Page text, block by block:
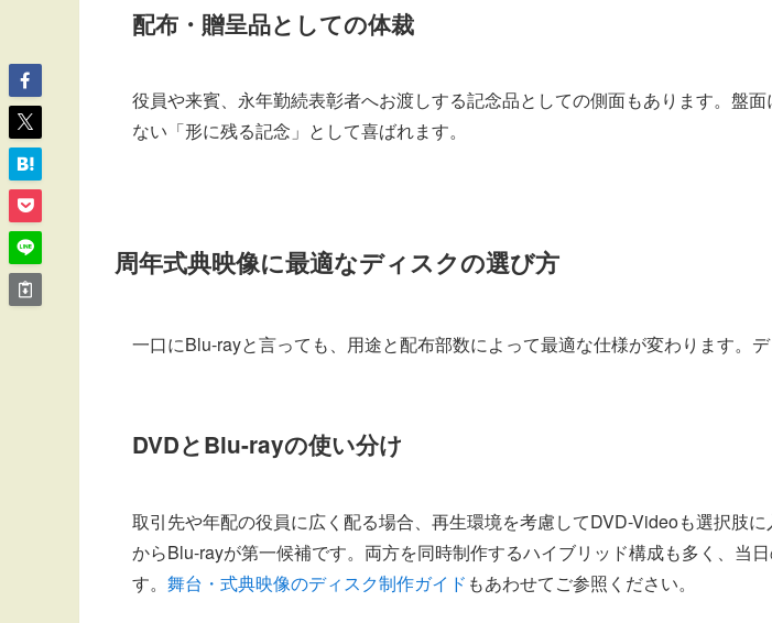
配布・贈呈品としての体裁
役員や来賓、永年勤続表彰者へお渡しする記念品としての側面もあります。盤
ない「形に残る記念」として喜ばれます。
周年式典映像に最適なディスクの選び方
一口にBlu-rayと言っても、用途と配布部数によって最適な仕様が変わります。
DVDとBlu-rayの使い分け
取引先や年配の役員に広く配る場合、再生環境を考慮してDVD-Videoも選択肢
からBlu-rayが第一候補です。両方を同時制作するハイブリッド構成も多く、当
す。 舞台・式典映像のディスク制作ガイド もあわせてご参照ください。